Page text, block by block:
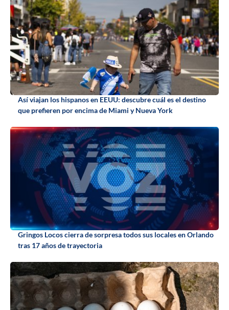
Así viajan los hispanos en EEUU: descubre cuál es el destino
que prefieren por encima de Miami y Nueva York
Gringos Locos cierra de sorpresa todos sus locales en Orlando
tras 17 años de trayectoria